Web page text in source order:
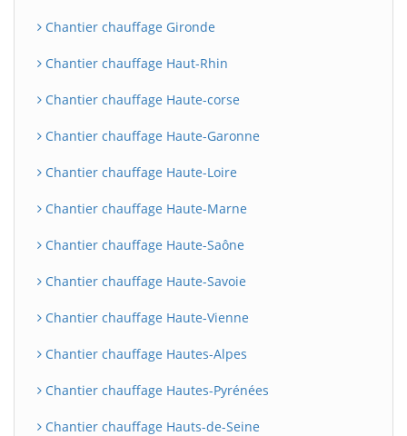
Chantier chauffage Gironde
Chantier chauffage Haut-Rhin
Chantier chauffage Haute-corse
Chantier chauffage Haute-Garonne
Chantier chauffage Haute-Loire
Chantier chauffage Haute-Marne
Chantier chauffage Haute-Saône
Chantier chauffage Haute-Savoie
Chantier chauffage Haute-Vienne
Chantier chauffage Hautes-Alpes
Chantier chauffage Hautes-Pyrénées
Chantier chauffage Hauts-de-Seine